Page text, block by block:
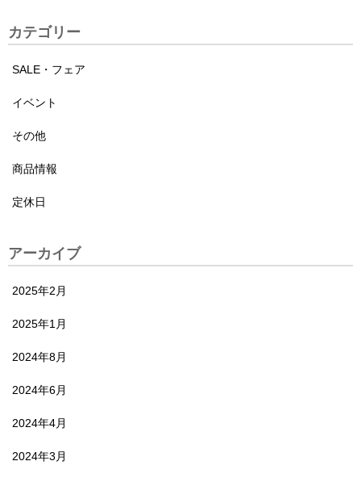
カテゴリー
SALE・フェア
イベント
その他
商品情報
定休日
アーカイブ
2025年2月
2025年1月
2024年8月
2024年6月
2024年4月
2024年3月